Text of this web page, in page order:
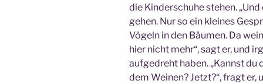
die Kinderschuhe stehen.
gehen. Nur so ein kleines
Vögeln in den Bäumen. Da
hier nicht mehr“, sagt er, und
aufgedreht haben. „Kannst du
dem Weinen? Jetzt?“, fragt er,